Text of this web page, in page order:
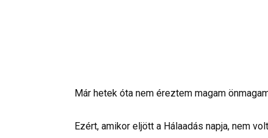
Már hetek óta nem éreztem magam
Ezért, amikor eljött a Hálaadás napja, nem